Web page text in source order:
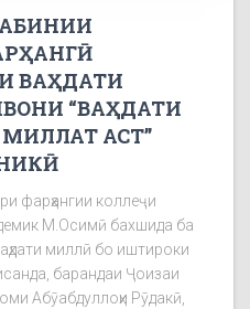
ВАҲДАТИ
“ВАҲДАТИ
АСТ”
фарҳангии коллеҷи
М.Осимӣ бахшида ба
миллӣ бо иштироки
барандаи Ҷоизаи
Абӯабдуллоҳи Рӯдакӣ,